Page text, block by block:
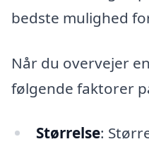
bedste mulighed
Når du overvejer
følgende faktorer
Størrelse: